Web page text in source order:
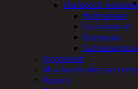
Shampoot,
Hoitoaineet
Käsisaippuat
Shampoot
Hyvinvointi
Muu kauneuden ja
Paperit